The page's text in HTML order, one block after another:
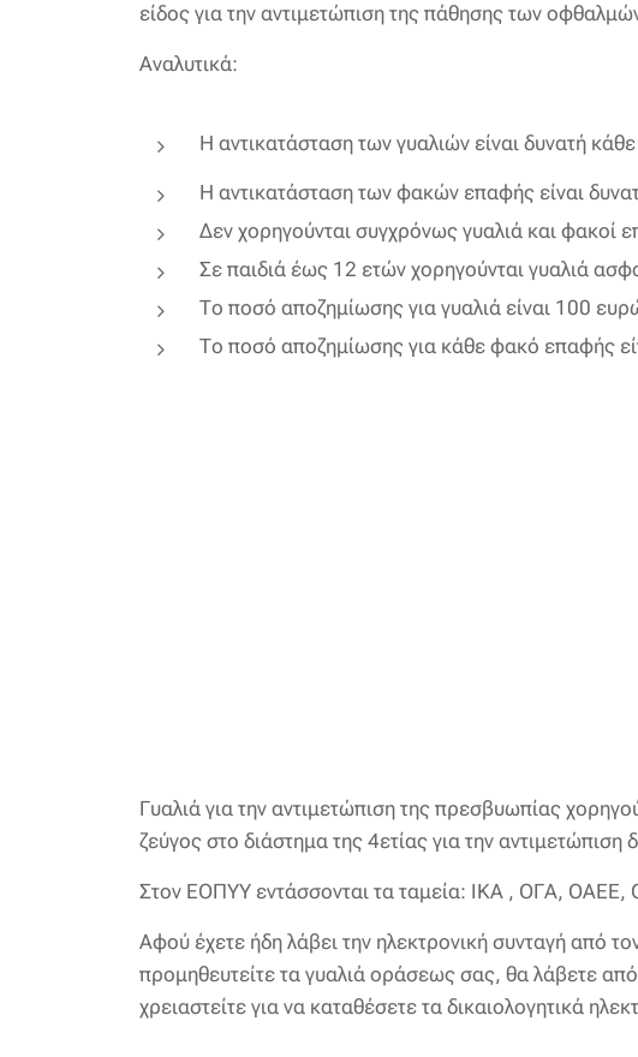
είδος για την αντιμετώπιση της πάθησης των
Αναλυτικά:
Η αντικατάσταση των γυαλιών είναι δυνατή
Η αντικατάσταση των φακών επαφής είναι
Δεν χορηγούνται συγχρόνως γυαλιά και φακοί
Σε παιδιά έως 12 ετών χορηγούνται γυαλιά
Το ποσό αποζημίωσης για γυαλιά είναι 100
Το ποσό αποζημίωσης για κάθε φακό επαφής
Γυαλιά για την αντιμετώπιση της πρεσβυωπίας
ζεύγος στο διάστημα της 4ετίας για την
Στον ΕΟΠΥΥ εντάσσονται τα ταμεία: ΙΚΑ , ΟΓΑ,
Αφού έχετε ήδη λάβει την ηλεκτρονική συνταγή από
προμηθευτείτε τα γυαλιά οράσεως σας, θα λάβετε
χρειαστείτε για να καταθέσετε τα δικαιολογητικά